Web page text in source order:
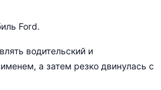
Ford.
водительский и
а затем резко двинулась с